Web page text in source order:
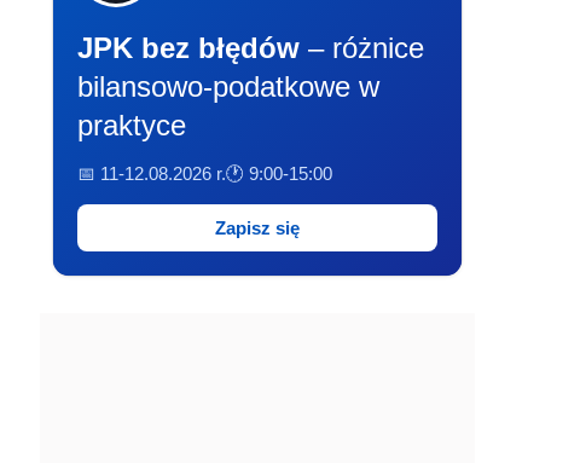
JPK bez błędów – różnice
bilansowo-podatkowe w
praktyce
📅 11-12.08.2026 r.🕐 9:00-15:00
Zapisz się